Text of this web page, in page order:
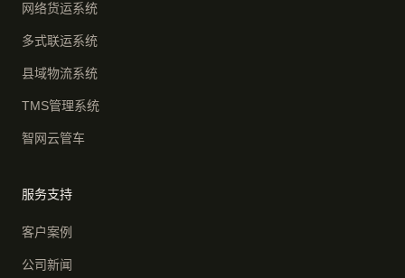
网络货运系统
多式联运系统
县域物流系统
TMS管理系统
智网云管车
服务支持
客户案例
公司新闻